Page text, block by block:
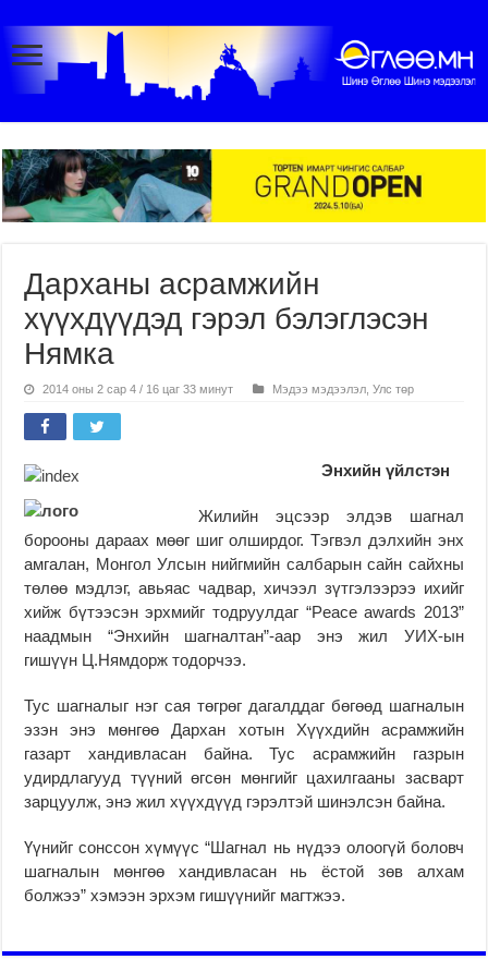
Дарханы асрамжийн
хүүхдүүдэд гэрэл бэлэглэсэн
Нямка
2014 оны 2 сар 4 / 16 цаг 33 минут Мэдээ мэдээлэл ,Улс төр
Энхийн үйлстэн
Жилийн эцсээр элдэв шагнал
борооны дараах мөөг шиг олширдог. Тэгвэл дэлхийн энх
амгалан, Монгол Улсын нийгмийн салбарын сайн сайхны
төлөө мэдлэг, авьяас чадвар, хичээл зүтгэлээрээ ихийг
хийж бүтээсэн эрхмийг тодруулдаг “Peace awards 2013”
наадмын “Энхийн шагналтан”-аар энэ жил УИХ-ын
гишүүн Ц.Нямдорж тодорчээ.
Тус шагналыг нэг сая төгрөг дагалддаг бөгөөд шагналын
эзэн энэ мөнгөө Дархан хотын Хүүхдийн асрамжийн
газарт хандивласан байна. Тус асрамжийн газрын
удирдлагууд түүний өгсөн мөнгийг цахилгааны засварт
зарцуулж, энэ жил хүүхдүүд гэрэлтэй шинэлсэн байна.
Үүнийг сонссон хүмүүс “Шагнал нь нүдээ олоогүй боловч
шагналын мөнгөө хандивласан нь ёстой зөв алхам
болжээ” хэмээн эрхэм гишүүнийг магтжээ.